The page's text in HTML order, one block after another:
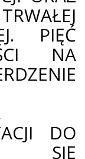
PIĘĆ
NA
DO
SIĘ